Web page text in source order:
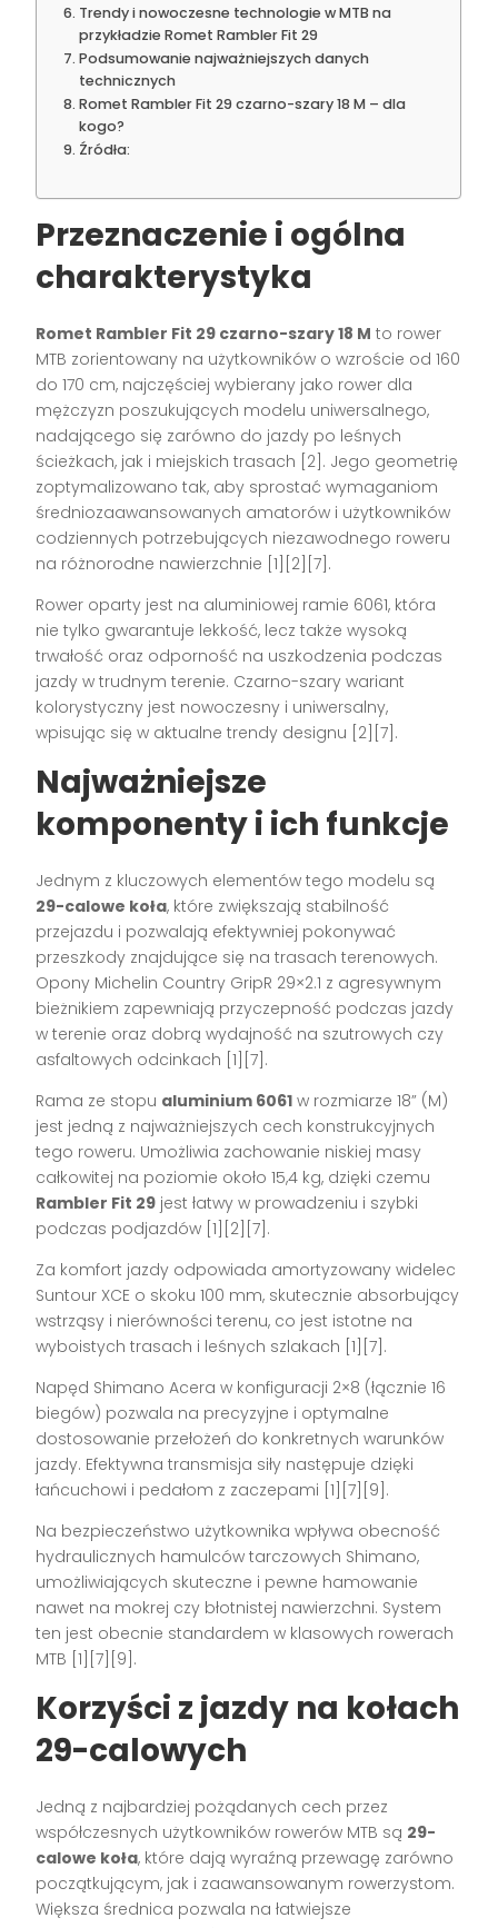
Trendy i nowoczesne technologie w MTB na
przykładzie Romet Rambler Fit 29
Podsumowanie najważniejszych danych
technicznych
Romet Rambler Fit 29 czarno-szary 18 M – dla
kogo?
Źródła:
Przeznaczenie i ogólna
charakterystyka
Romet Rambler Fit 29 czarno-szary 18 M to rower
MTB zorientowany na użytkowników o wzroście od 160
do 170 cm, najczęściej wybierany jako rower dla
mężczyzn poszukujących modelu uniwersalnego,
nadającego się zarówno do jazdy po leśnych
ścieżkach, jak i miejskich trasach [2] . Jego geometrię
zoptymalizowano tak, aby sprostać wymaganiom
średniozaawansowanych amatorów i użytkowników
codziennych potrzebujących niezawodnego roweru
na różnorodne nawierzchnie [1][2][7] .
Rower oparty jest na aluminiowej ramie 6061, która
nie tylko gwarantuje lekkość, lecz także wysoką
trwałość oraz odporność na uszkodzenia podczas
jazdy w trudnym terenie. Czarno-szary wariant
kolorystyczny jest nowoczesny i uniwersalny,
wpisując się w aktualne trendy designu [2][7] .
Najważniejsze
komponenty i ich funkcje
Jednym z kluczowych elementów tego modelu są
29-calowe koła, które zwiększają stabilność
przejazdu i pozwalają efektywniej pokonywać
przeszkody znajdujące się na trasach terenowych.
Opony Michelin Country GripR 29×2.1 z agresywnym
bieżnikiem zapewniają przyczepność podczas jazdy
w terenie oraz dobrą wydajność na szutrowych czy
asfaltowych odcinkach [1][7] .
Rama ze stopu aluminium 6061 w rozmiarze 18” (M)
jest jedną z najważniejszych cech konstrukcyjnych
tego roweru. Umożliwia zachowanie niskiej masy
całkowitej na poziomie około 15,4 kg, dzięki czemu
Rambler Fit 29 jest łatwy w prowadzeniu i szybki
podczas podjazdów [1][2][7] .
Za komfort jazdy odpowiada amortyzowany widelec
Suntour XCE o skoku 100 mm, skutecznie absorbujący
wstrząsy i nierówności terenu, co jest istotne na
wyboistych trasach i leśnych szlakach [1][7] .
Napęd Shimano Acera w konfiguracji 2×8 (łącznie 16
biegów) pozwala na precyzyjne i optymalne
dostosowanie przełożeń do konkretnych warunków
jazdy. Efektywna transmisja siły następuje dzięki
łańcuchowi i pedałom z zaczepami [1][7][9] .
Na bezpieczeństwo użytkownika wpływa obecność
hydraulicznych hamulców tarczowych Shimano,
umożliwiających skuteczne i pewne hamowanie
nawet na mokrej czy błotnistej nawierzchni. System
ten jest obecnie standardem w klasowych rowerach
MTB [1][7][9] .
Korzyści z jazdy na kołach
29-calowych
Jedną z najbardziej pożądanych cech przez
współczesnych użytkowników rowerów MTB są 29-
calowe koła, które dają wyraźną przewagę zarówno
początkującym, jak i zaawansowanym rowerzystom.
Większa średnica pozwala na łatwiejsze